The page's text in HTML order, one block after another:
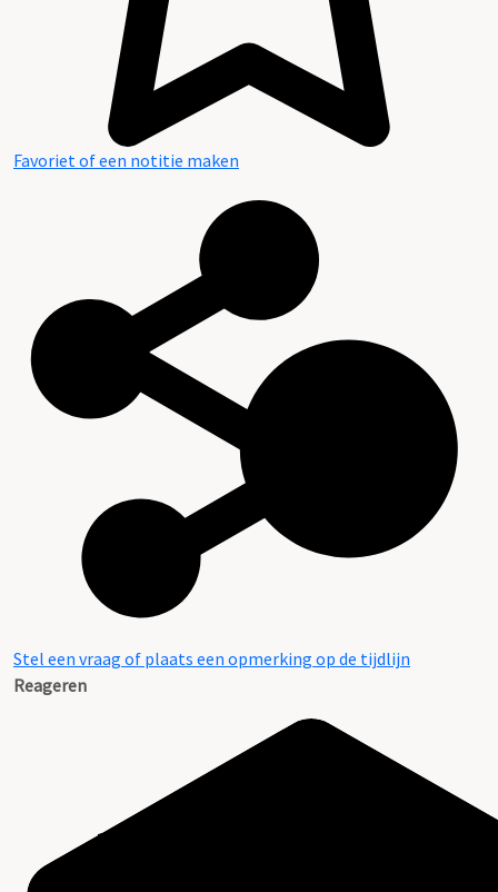
Favoriet of een notitie maken
Stel een vraag of plaats een opmerking op de tijdlijn
Reageren